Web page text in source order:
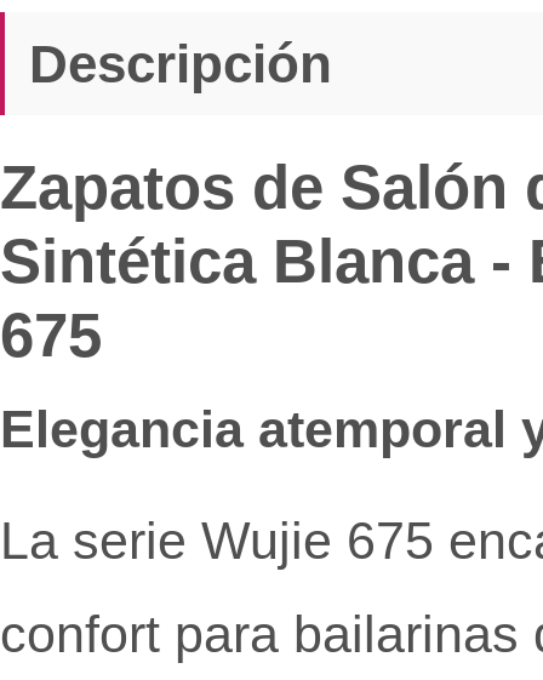
Descripción
Zapatos de Salón
Sintética Blanca -
675
Elegancia atemporal
La serie Wujie 675
confort para